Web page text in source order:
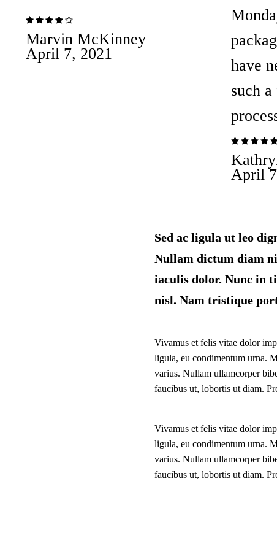
Rated
4 out
of 5
Marvin McKinney
April 7, 2021
have
such
Rated
5 out
of 5
April
Sed ac ligula ut leo
Nullam dictum diam
iaculis dolor. Nunc in
nisl. Nam tristique
Vivamus et felis vitae dolor
ligula, eu condimentum urna.
varius. Nullam ullamcorper
faucibus ut, lobortis ut diam.
Vivamus et felis vitae dolor
ligula, eu condimentum urna.
varius. Nullam ullamcorper
faucibus ut, lobortis ut diam.